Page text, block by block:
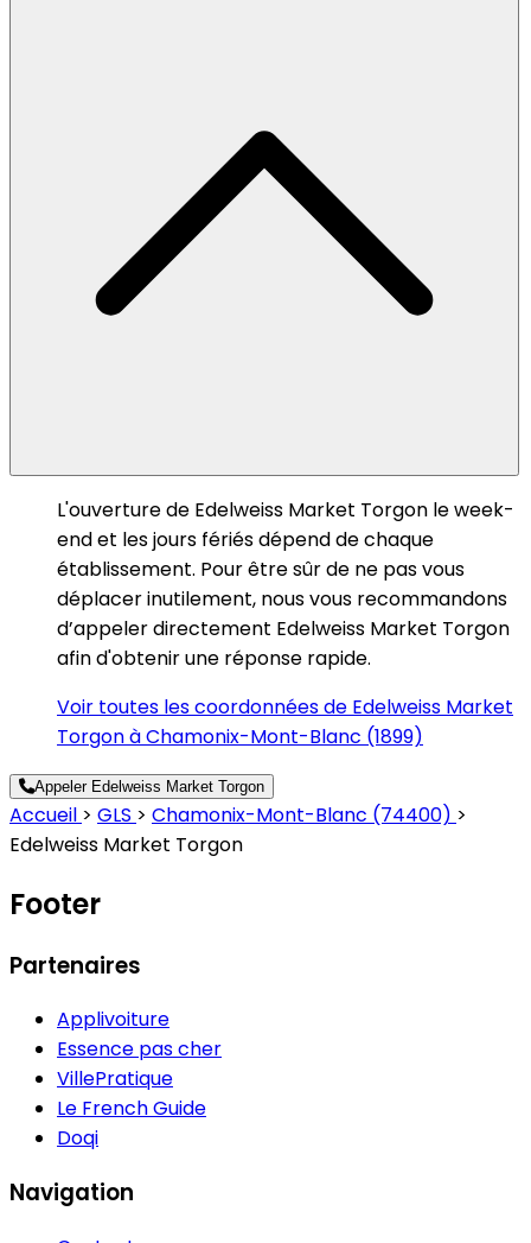
L'ouverture de Edelweiss Market Torgon le week-
end et les jours fériés dépend de chaque
établissement. Pour être sûr de ne pas vous
déplacer inutilement, nous vous recommandons
d’appeler directement Edelweiss Market Torgon
afin d'obtenir une réponse rapide.
Voir toutes les coordonnées de Edelweiss Market
Torgon à Chamonix-Mont-Blanc (1899)
Appeler Edelweiss Market Torgon
Accueil > GLS > Chamonix-Mont-Blanc (74400) >
Edelweiss Market Torgon
Footer
Partenaires
Applivoiture
Essence pas cher
VillePratique
Le French Guide
Doqi
Navigation